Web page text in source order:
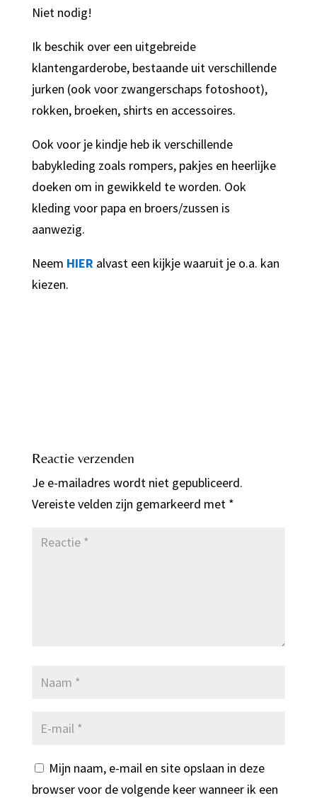
Niet nodig!
Ik beschik over een uitgebreide
klantengarderobe, bestaande uit verschillende
jurken (ook voor zwangerschaps fotoshoot),
rokken, broeken, shirts en accessoires.
Ook voor je kindje heb ik verschillende
babykleding zoals rompers, pakjes en heerlijke
doeken om in gewikkeld te worden. Ook
kleding voor papa en broers/zussen is
aanwezig.
Neem HIER alvast een kijkje waaruit je o.a. kan
kiezen.
Reactie verzenden
Je e-mailadres wordt niet gepubliceerd.
Vereiste velden zijn gemarkeerd met *
Mijn naam, e-mail en site opslaan in deze
browser voor de volgende keer wanneer ik een